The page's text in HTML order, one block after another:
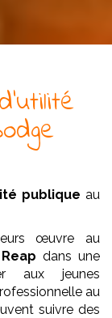
d'utilité
publique au
œuvre au
dans une
aux jeunes
au
suivre des